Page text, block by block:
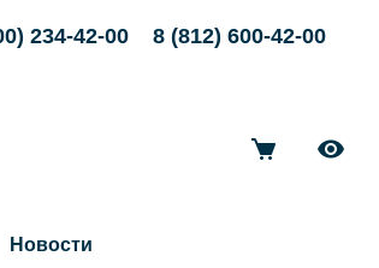
234-42-00 8 (812) 600-42-00
Новости